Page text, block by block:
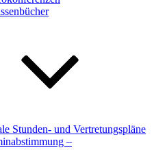
Stunden- und Vertretungspläne
–